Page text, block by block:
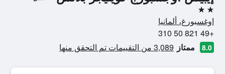
2 نجمتين
اوغسبورغ، ألمانيا
+49 821 50 310
8.0 ممتاز 3,089 من التقييمات تم التحقق منها